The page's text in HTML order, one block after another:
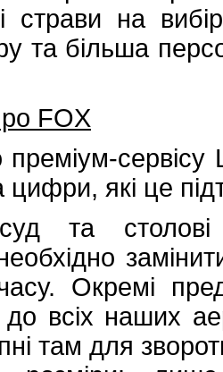
страви на
та більша
FOX
преміум-
цифри, які це
та
Окремі
до всіх наших
там для